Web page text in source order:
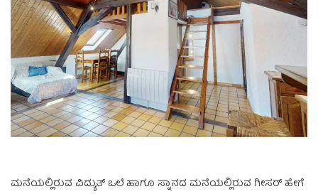
ಮನೆಯಲ್ಲಿರುವ ವಿದ್ಯುತ್ ಒಲೆ ಹಾಗೂ ಸ್ನಾನದ ಮನೆಯಲ್ಲಿರುವ ಗೀಸರ್ ಹೇಗೆ